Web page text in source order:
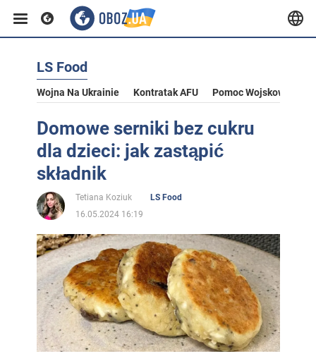
LS Food
Wojna Na Ukrainie Kontratak AFU Pomoc Wojskowa Dla
Domowe serniki bez cukru
dla dzieci: jak zastąpić
składnik
Tetiana Koziuk
LS Food
16.05.2024 16:19